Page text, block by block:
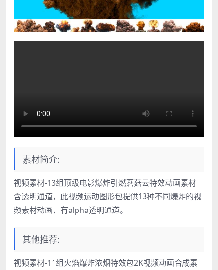
素材简介:
视频素材-13组顶级电影爆炸引燃蘑菇云特效动画素材
含透明通道，此视频运动图形包提供13种不同爆炸的视
频素材动画，有alpha透明通道。
其他推荐:
视频素材-11组火焰爆炸浓烟特效包2K视频动画合成素